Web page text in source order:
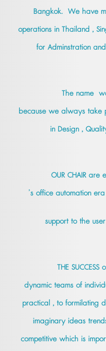
Bangkok. We have
operations in Thailand ,
for Adminstration
The name was
because we always take
in Design ,
OUR CHAIR are
’s office automation
support to the
THE SUCCESS of
dynamic teams of
practical , to formilating
imaginary ideas
competitive which is